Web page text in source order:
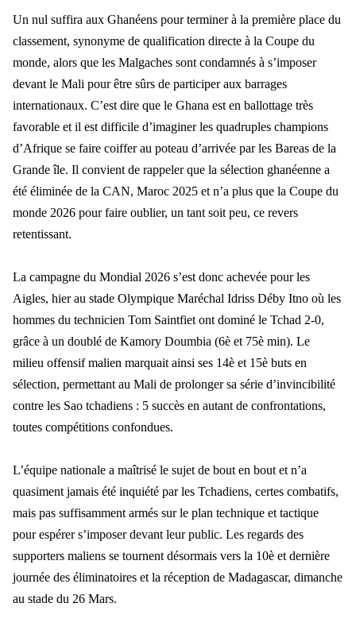
Un nul suffira aux Ghanéens pour terminer à la première place du
classement, synonyme de qualification directe à la Coupe du
monde, alors que les Malgaches sont condamnés à s’imposer
devant le Mali pour être sûrs de participer aux barrages
internationaux. C’est dire que le Ghana est en ballottage très
favorable et il est difficile d’imaginer les quadruples champions
d’Afrique se faire coiffer au poteau d’arrivée par les Bareas de la
Grande île. Il convient de rappeler que la sélection ghanéenne a
été éliminée de la CAN, Maroc 2025 et n’a plus que la Coupe du
monde 2026 pour faire oublier, un tant soit peu, ce revers
retentissant.
La campagne du Mondial 2026 s’est donc achevée pour les
Aigles, hier au stade Olympique Maréchal Idriss Déby Itno où les
hommes du technicien Tom Saintfiet ont dominé le Tchad 2-0,
grâce à un doublé de Kamory Doumbia (6è et 75è min). Le
milieu offensif malien marquait ainsi ses 14è et 15è buts en
sélection, permettant au Mali de prolonger sa série d’invincibilité
contre les Sao tchadiens : 5 succès en autant de confrontations,
toutes compétitions confondues.
L’équipe nationale a maîtrisé le sujet de bout en bout et n’a
quasiment jamais été inquiété par les Tchadiens, certes combatifs,
mais pas suffisamment armés sur le plan technique et tactique
pour espérer s’imposer devant leur public. Les regards des
supporters maliens se tournent désormais vers la 10è et dernière
journée des éliminatoires et la réception de Madagascar, dimanche
au stade du 26 Mars.